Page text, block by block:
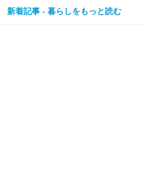
新着記事 - 暮らしをもっと読む